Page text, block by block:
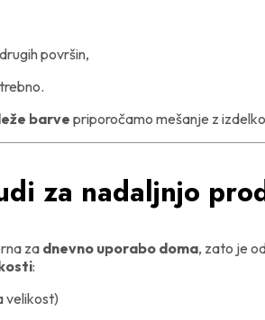
površin,
barve priporočamo mešanje z
za nadaljnjo
za dnevno uporabo doma, zato je
:
velikost)